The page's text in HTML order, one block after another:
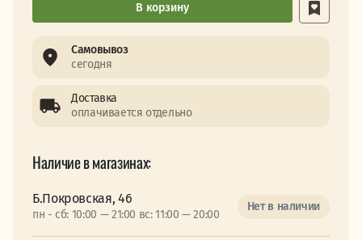
В корзину
Самовывоз
сегодня
Доставка
оплачивается отдельно
Наличие в магазинах:
Б.Покровская, 46
пн - сб: 10:00 — 21:00 вс: 11:00 — 20:00
Нет в наличии